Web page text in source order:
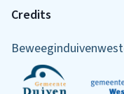
Credits